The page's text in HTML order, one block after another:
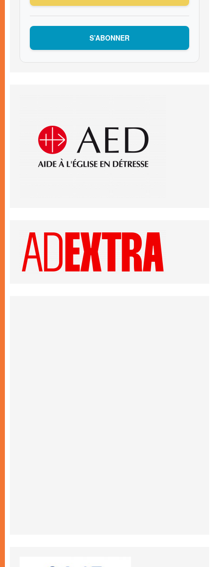
S’ABONNER